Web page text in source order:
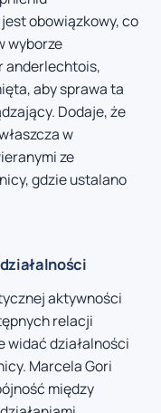
obowiązkowy, co
wyborze
anderlechtois,
aby sprawa ta
Dodaje, że
w
ze
gdzie ustalano
aktywności
relacji
widać działalności
Marcela Gori
między